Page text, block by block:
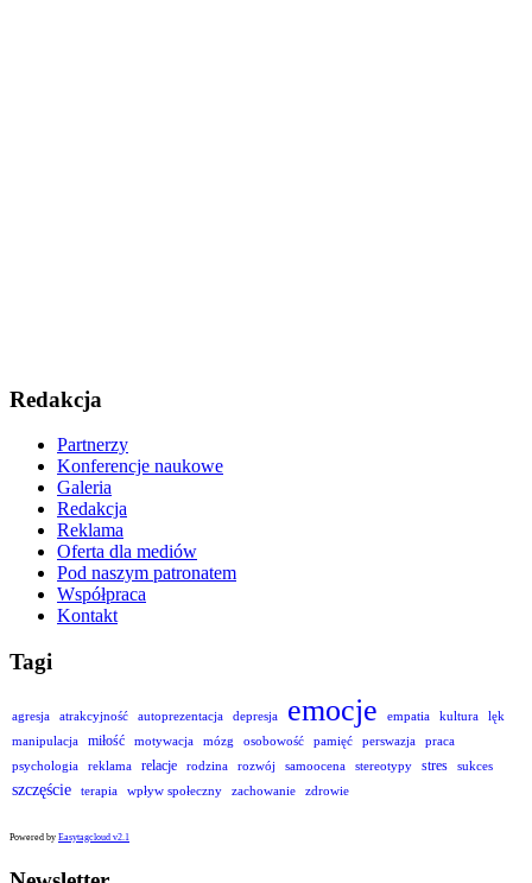
Redakcja
Partnerzy
Konferencje naukowe
Galeria
Redakcja
Reklama
Oferta dla mediów
Pod naszym patronatem
Współpraca
Kontakt
Tagi
agresja atrakcyjność autoprezentacja depresja emocje empatia kultura
lęk
manipulacja
miłość motywacja mózg osobowość pamięć perswazja
praca
psychologia
reklama relacje rodzina rozwój samoocena stereotypy stres sukces
szczęście terapia wpływ społeczny zachowanie zdrowie
Powered by Easytagcloud v2.1